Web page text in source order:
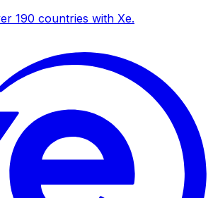
190 countries with Xe.